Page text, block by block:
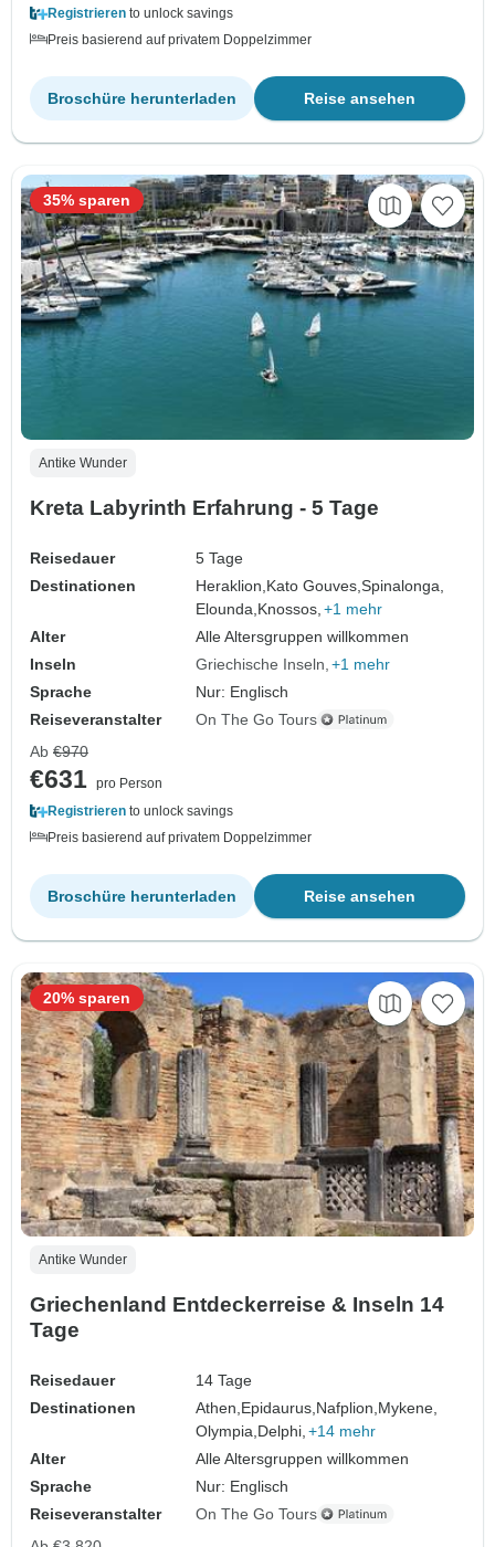
Registrieren to unlock savings
Preis basierend auf privatem Doppelzimmer
Reise ansehen
Broschüre herunterladen
Antike Wunder
Kreta Labyrinth Erfahrung - 5 Tage
Reisedauer
5 Tage
Destinationen
Heraklion, Kato Gouves,Spinalonga,
Elounda, Knossos, +1 mehr
Alter
Alle Altersgruppen willkommen
Inseln
Griechische Inseln +1 mehr
Sprache
Nur: Englisch
Reiseveranstalter
On The Go Tours
35% sparen
Ab €970
€631 pro Person
Registrieren to unlock savings
Preis basierend auf privatem Doppelzimmer
Reise ansehen
Broschüre herunterladen
Antike Wunder
Griechenland Entdeckerreise & Inseln 14
Tage
Reisedauer
14 Tage
Destinationen
Athen, Epidaurus, Nafplion, Mykene,
Olympia, Delphi, +14 mehr
Alter
Alle Altersgruppen willkommen
Sprache
Nur: Englisch
Reiseveranstalter
On The Go Tours
20% sparen